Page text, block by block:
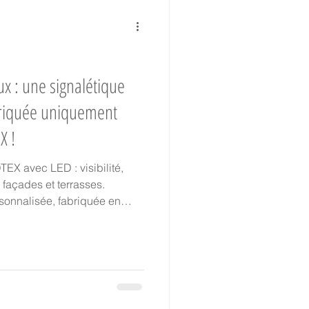
Historique
: une signalétique
uniquement
!
avec LED : visibilité,
et terrasses.
fabriquée en